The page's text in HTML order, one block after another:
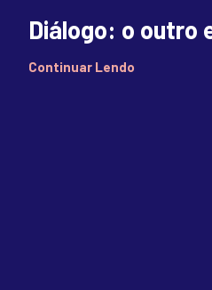
Diálogo: o outro
Continuar Lendo